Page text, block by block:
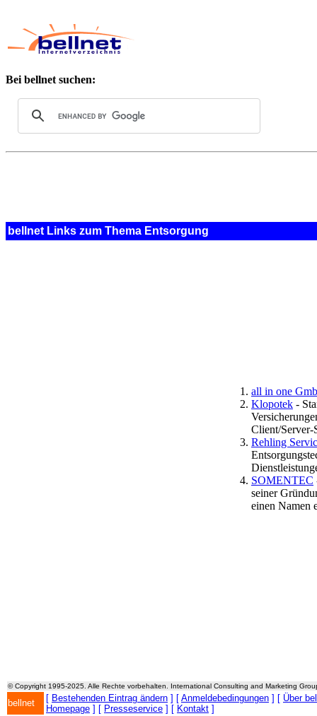
Bei bellnet suchen:
bellnet Links zum Thema Entsorgung
all in one
Klopotek -
Client/Server-
Rehling
SOMENTEC
seiner
einen Namen
© Copyright 1995-2025. Alle Rechte vorbehalten. International Consulting and Marketing
bellnet [ Bestehenden Eintrag ändern ] [ Anmeldebedingungen ] [ Über
Homepage ] [ Presseservice ] [ Kontakt ]